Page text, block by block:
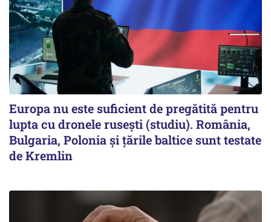
Europa nu este suficient de pregătită pentru
lupta cu dronele rusești (studiu). România,
Bulgaria, Polonia și țările baltice sunt testate
de Kremlin